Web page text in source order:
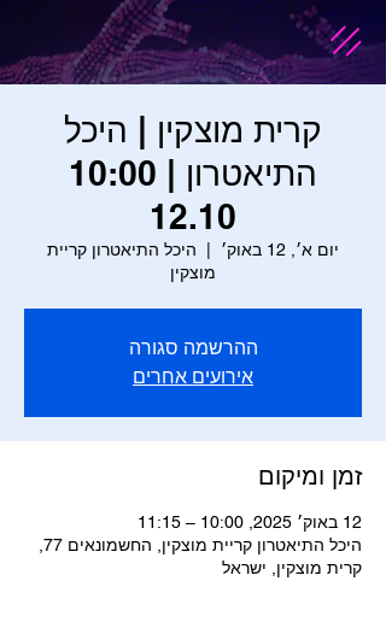
קרית מוצקין | היכל
התיאטרון | 10:00
12.10
יום א׳, 12 באוק׳
היכל התיאטרון קריית
מוצקין
ההרשמה סגורה
אירועים אחרים
זמן ומיקום
12 באוק׳ 2025, 10:00 – 11:15
קרית מוצקין, ישראל